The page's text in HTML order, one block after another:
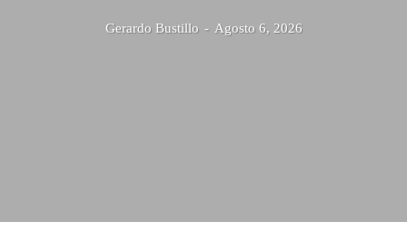
Gerardo Bustillo - Agosto 6, 2026